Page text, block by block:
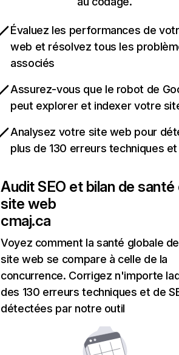
Évaluez les performances de
web et résolvez tous les
associés
Assurez-vous que le robot de
peut explorer et indexer votre
Analysez votre site web pour
plus de 130 erreurs techniques et
Audit SEO et bilan de santé
site web
cmaj.ca
Voyez comment la santé globale
site web se compare à celle de la
concurrence. Corrigez n'importe
des 130 erreurs techniques et de
détectées par notre outil